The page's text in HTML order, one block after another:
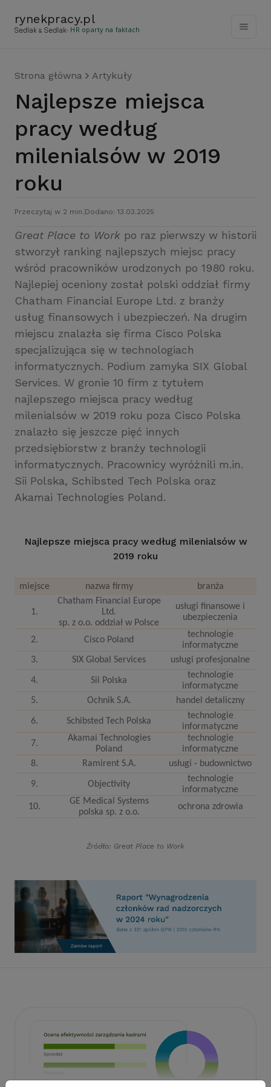
rynekpracy.pl
- HR oparty na faktach
Strona główna Artykuły
Najlepsze miejsca
pracy według
milenialsów w 2019
roku
Przeczytaj w 2 min. Dodano: 13.03.2025
Great Place to Work po raz pierwszy w historii
stworzył ranking najlepszych miejsc pracy
wśród pracowników urodzonych po 1980 roku.
Najlepiej oceniony został polski oddział firmy
Chatham Financial Europe Ltd. z branży
usług finansowych i ubezpieczeń. Na drugim
miejscu znalazła się firma Cisco Polska
specjalizująca się w technologiach
informatycznych. Podium zamyka SIX Global
Services. W gronie 10 firm z tytułem
najlepszego miejsca pracy według
milenialsów w 2019 roku poza Cisco Polska
znalazło się jeszcze pięć innych
przedsiębiorstw z branży technologii
informatycznych. Pracownicy wyróżnili m.in.
Sii Polska, Schibsted Tech Polska oraz
Akamai Technologies Poland.
Najlepsze miejsca pracy według milenialsów w
2019 roku
miejsce nazwa firmy branża
1.
Chatham Financial Europe
Ltd.
sp. z o.o. oddział w Polsce
usługi finansowe i
ubezpieczenia
2. Cisco Poland
technologie
informatyczne
3.
SIX Global Services usługi profesjonalne
4. Sii Polska
technologie
informatyczne
5.
Ochnik S.A. handel detaliczny
6. Schibsted Tech Polska
technologie
informatyczne
7.
Akamai Technologies
Poland
technologie
informatyczne
8.
Ramirent S.A. usługi - budownictwo
9. Objectivity
technologie
informatyczne
10.
GE Medical Systems
polska sp. z o.o.
ochrona zdrowia
Źródło: Great Place to Work